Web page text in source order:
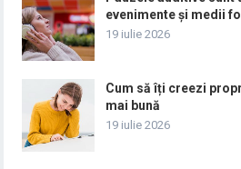
evenimente și medii
19 iulie 2026
Cum să îți creezi
mai bună
19 iulie 2026